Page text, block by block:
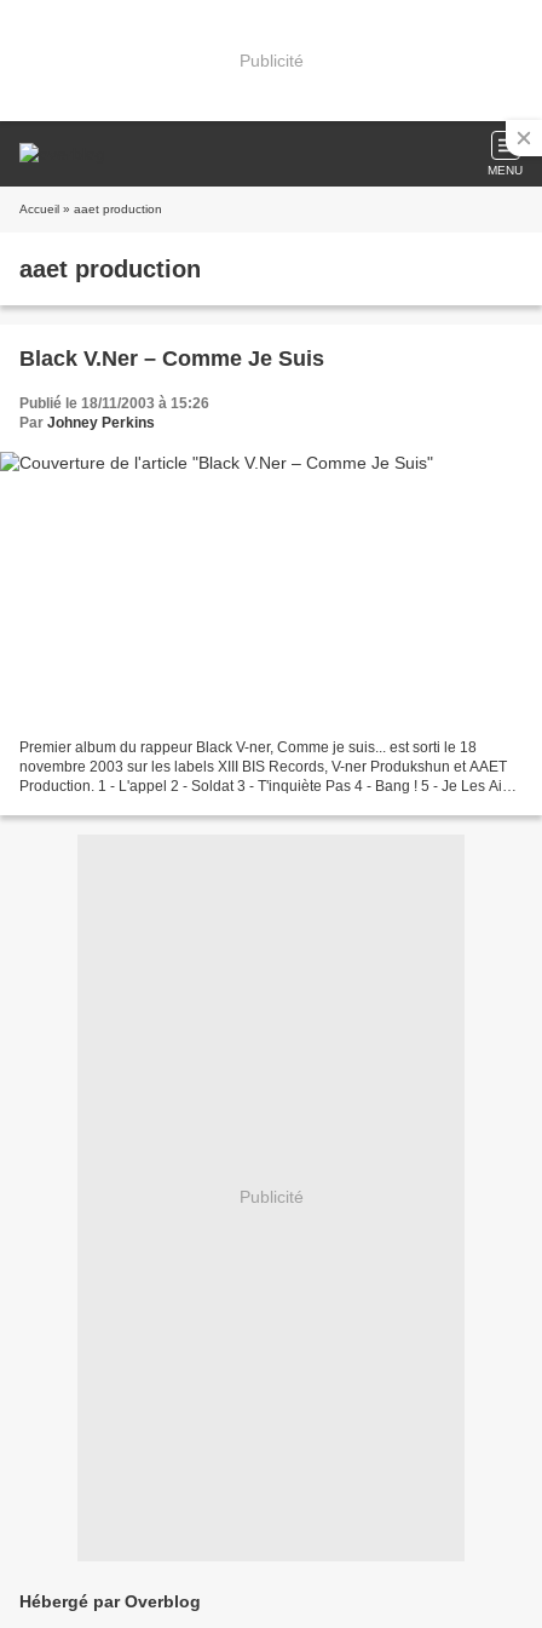
Publicité
MENU
Accueil » aaet production
aaet production
Black V.Ner – Comme Je Suis
Publié le 18/11/2003 à 15:26
Par Johney Perkins
Premier album du rappeur Black V-ner, Comme je suis... est sorti le 18
novembre 2003 sur les labels XIII BIS Records, V-ner Produkshun et AAET
Production. 1 - L'appel 2 - Soldat 3 - T'inquiète Pas 4 - Bang ! 5 - Je Les Aime
Publicité
Hébergé par Overblog